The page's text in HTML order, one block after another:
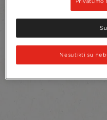
Nesutikti su